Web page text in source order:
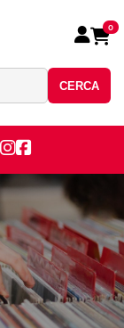
CERCA
0